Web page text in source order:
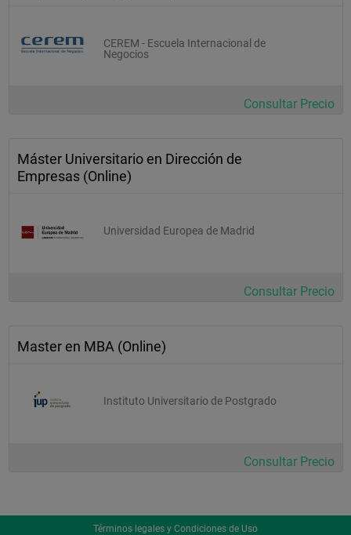
CEREM - Escuela Internacional de
Negocios
Consultar Precio
Máster Universitario en Dirección de
Empresas (Online)
Universidad Europea de Madrid
Consultar Precio
Master en MBA (Online)
Instituto Universitario de Postgrado
Consultar Precio
Términos legales y Condiciones de Uso